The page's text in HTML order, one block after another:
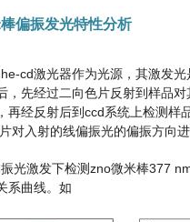
偏振发光特性分析
cd激光器作为光源，其激发光
，先经过二向色片反射到样品
再经反射后到ccd系统上检测样
对入射的线偏振光的偏振方向进
光激发下检测zno微米棒377
系曲线。如